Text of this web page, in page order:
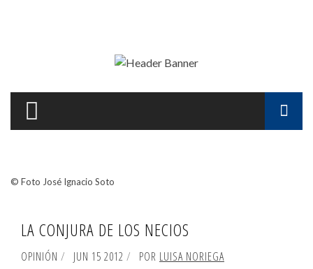
© Foto José Ignacio Soto
LA CONJURA DE LOS NECIOS
OPINIÓN JUN 15 2012 POR LUISA NORIEGA